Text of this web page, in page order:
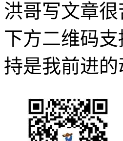
洪哥写文章
下方二维码
持是我前进的